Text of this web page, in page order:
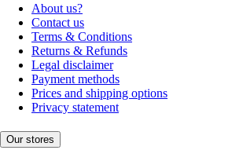
About us?
Contact us
Terms & Conditions
Returns & Refunds
Legal disclaimer
Payment methods
Prices and shipping options
Privacy statement
Our stores